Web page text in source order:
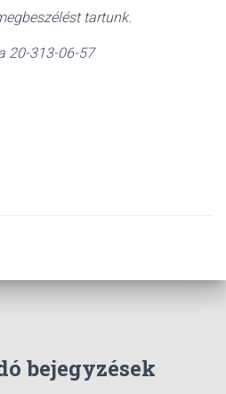
tartunk.
20-313-06-57
bejegyzések